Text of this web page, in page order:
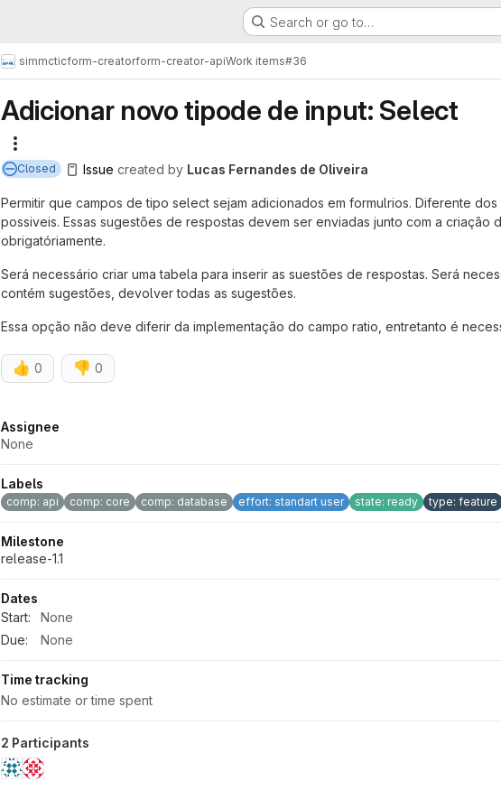
Search or go to…
simmcticform-creatorform-creator-apiWork items#36
Adicionar novo tipode de input: Select
Closed Issue created by Lucas Fernandes de Oliveira
Permitir que campos de tipo select sejam adicionados em formulrios. Diferente
possiveis. Essas sugestões de respostas devem ser enviadas junto com a
obrigatóriamente.
Será necessário criar uma tabela para inserir as suestões de respostas. Será
contém sugestões, devolver todas as sugestões.
Essa opção não deve diferir da implementação do campo ratio, entretanto é
👍 0 👎 0
Attributes
Assignee
None
Labels
comp: api comp: core comp: database effort: standart user state: ready type: feature
Milestone
release-1.1
Dates
Start:
None
Due:
None
Time tracking
No estimate or time spent
2 Participants